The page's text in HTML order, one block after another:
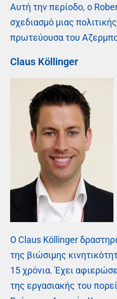
Αυτή την περίοδο, ο
σχεδιασμό μιας
πρωτεύουσα του
Claus Köllinger
Ο Claus Köllinger
της βιώσιμης
15 χρόνια. Έχει
της εργασιακής του